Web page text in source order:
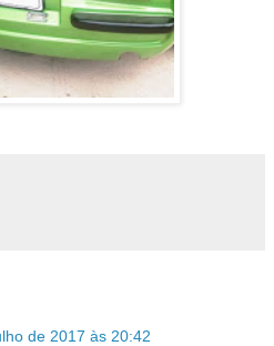
de 2017 às 20:42